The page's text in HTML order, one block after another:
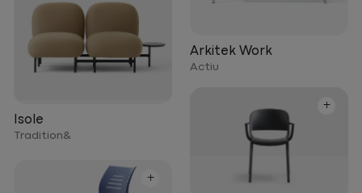
Arkitek Work
Actiu
Isole
Tradition&
+
+